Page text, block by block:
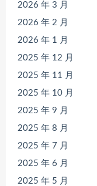
2026 年 3 月
2026 年 2 月
2026 年 1 月
2025 年 12 月
2025 年 11 月
2025 年 10 月
2025 年 9 月
2025 年 8 月
2025 年 7 月
2025 年 6 月
2025 年 5 月